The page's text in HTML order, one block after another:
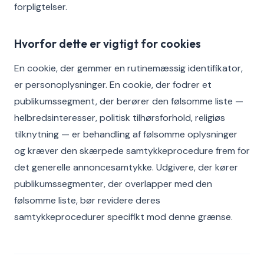
forpligtelser.
Hvorfor dette er vigtigt for cookies
En cookie, der gemmer en rutinemæssig identifikator,
er personoplysninger. En cookie, der fodrer et
publikumssegment, der berører den følsomme liste —
helbredsinteresser, politisk tilhørsforhold, religiøs
tilknytning — er behandling af følsomme oplysninger
og kræver den skærpede samtykkeprocedure frem for
det generelle annoncesamtykke. Udgivere, der kører
publikumssegmenter, der overlapper med den
følsomme liste, bør revidere deres
samtykkeprocedurer specifikt mod denne grænse.